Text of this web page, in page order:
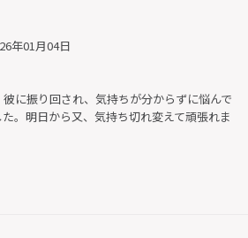
年01月04日
に振り回され、気持ちが分からずに悩んで
。明日から又、気持ち切れ変えて頑張れま